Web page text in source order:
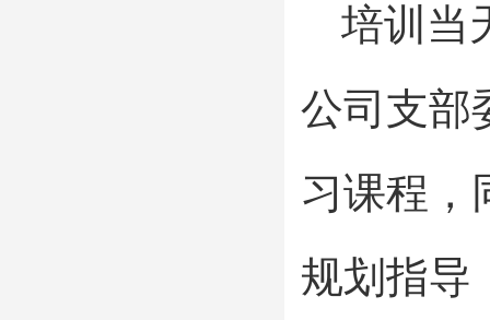
培训当
公司支部
习课程，
规划指导